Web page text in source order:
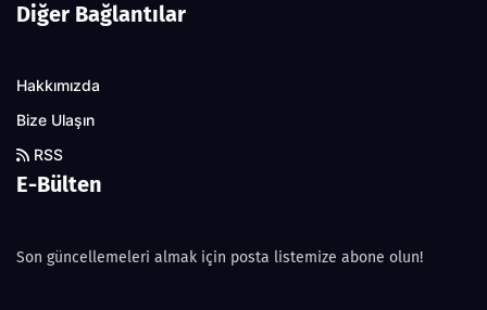
Diğer Bağlantılar
Hakkımızda
Bize Ulaşın
RSS
E-Bülten
Son güncellemeleri almak için posta listemize abone olun!